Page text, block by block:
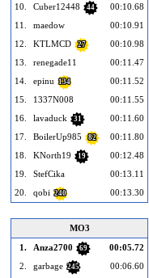
10.
Cuber12448 44
00:10.68
11.
maedow
00:10.91
12.
KTLMCD 27
00:10.98
13.
renegade11
00:11.47
14.
epinu 134
00:11.52
15.
1337N008
00:11.55
16.
lavaduck 31
00:11.60
17.
BoilerUp985 82
00:11.80
18.
KNorth19 19
00:12.48
19.
StefCika
00:13.11
20.
qobi 240 00:13.30
MO3
1.
Anza2700 69
00:05.72
2.
garbage 245 00:06.60